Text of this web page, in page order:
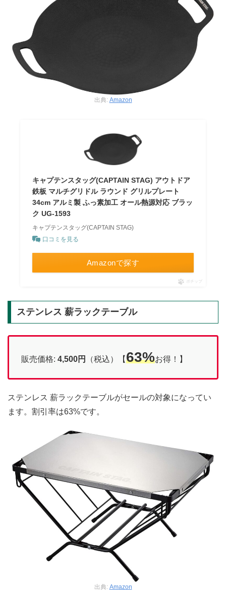
出典: Amazon
キャプテンスタッグ(CAPTAIN STAG) アウトドア
鉄板 マルチグリドル ラウンド グリルプレート
34cm アルミ製 ふっ素加工 オール熱源対応 ブラッ
ク UG-1593
キャプテンスタッグ(CAPTAIN STAG)
口コミを見る
Amazonで探す
ポチップ
ステンレス 薪ラックテーブル
販売価格: 4,500円 （税込）【63%お得！】
ステンレス 薪ラックテーブルがセールの対象になってい
ます。割引率は63%です。
出典: Amazon